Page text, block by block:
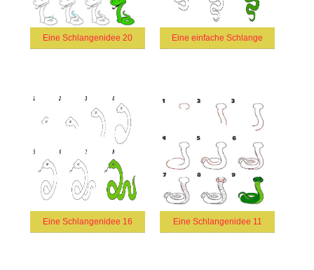
Eine Schlangenidee 20 Eine einfache Schlange
Eine Schlangenidee 16 Eine Schlangenidee 11